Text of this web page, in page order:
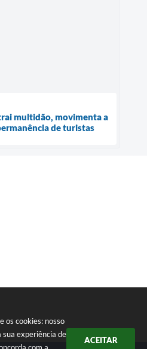
os cookies: nosso
experiência de
ACEITAR
multidão, movimenta a
de turistas